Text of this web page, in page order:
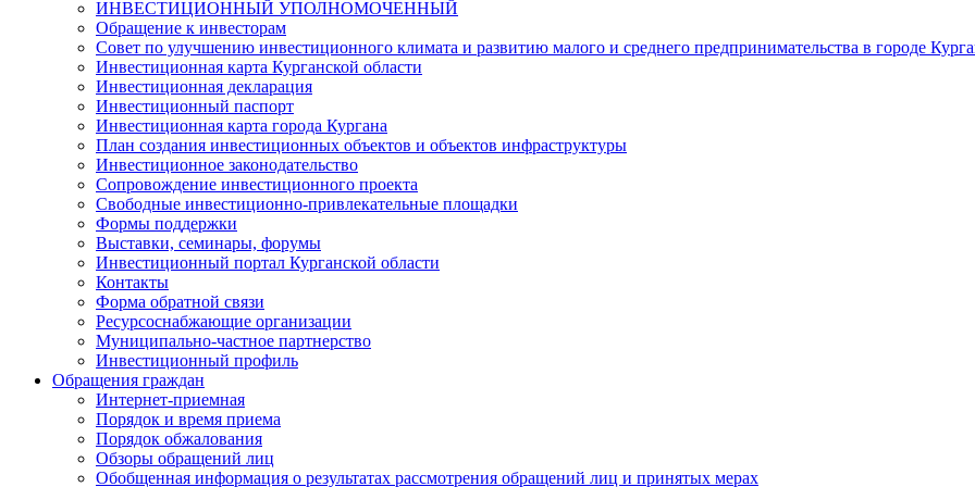
ИНВЕСТИЦИОННЫЙ УПОЛНОМОЧЕННЫЙ
Обращение к инвесторам
Совет по улучшению инвестиционного климата и развитию малого и среднего предпринимательства в городе
Инвестиционная карта Курганской области
Инвестиционная декларация
Инвестиционный паспорт
Инвестиционная карта города Кургана
План создания инвестиционных объектов и объектов инфраструктуры
Инвестиционное законодательство
Сопровождение инвестиционного проекта
Свободные инвестиционно-привлекательные площадки
Формы поддержки
Выставки, семинары, форумы
Инвестиционный портал Курганской области
Контакты
Форма обратной связи
Ресурсоснабжающие организации
Муниципально-частное партнерство
Инвестиционный профиль
Обращения граждан
Интернет-приемная
Порядок и время приема
Порядок обжалования
Обзоры обращений лиц
Обобщенная информация о результатах рассмотрения обращений лиц и принятых мерах